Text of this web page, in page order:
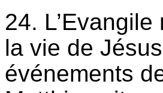
24.
la vie de
événements